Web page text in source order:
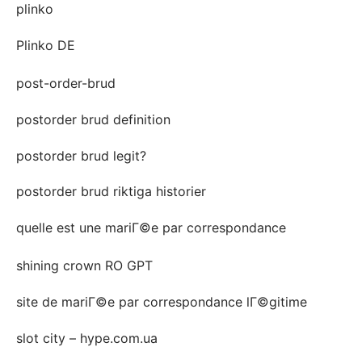
plinko
Plinko DE
post-order-brud
postorder brud definition
postorder brud legit?
postorder brud riktiga historier
quelle est une mariГ©e par correspondance
shining crown RO GPT
site de mariГ©e par correspondance lГ©gitime
slot city – hype.com.ua